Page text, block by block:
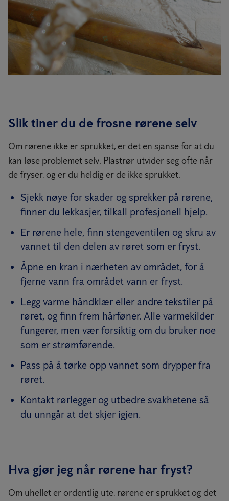
Slik tiner du de frosne rørene selv
Om rørene ikke er sprukket, er det en sjanse for at du
kan løse problemet selv. Plastrør utvider seg ofte når
de fryser, og er du heldig er de ikke sprukket.
Sjekk nøye for skader og sprekker på rørene,
finner du lekkasjer, tilkall profesjonell hjelp.
Er rørene hele, finn stengeventilen og skru av
vannet til den delen av røret som er fryst.
Åpne en kran i nærheten av området, for å
fjerne vann fra området vann er fryst.
Legg varme håndklær eller andre tekstiler på
røret, og finn frem hårføner. Alle varmekilder
fungerer, men vær forsiktig om du bruker noe
som er strømførende.
Pass på å tørke opp vannet som drypper fra
røret.
Kontakt rørlegger og utbedre svakhetene så
du unngår at det skjer igjen.
Hva gjør jeg når rørene har fryst?
Om uhellet er ordentlig ute, rørene er sprukket og det